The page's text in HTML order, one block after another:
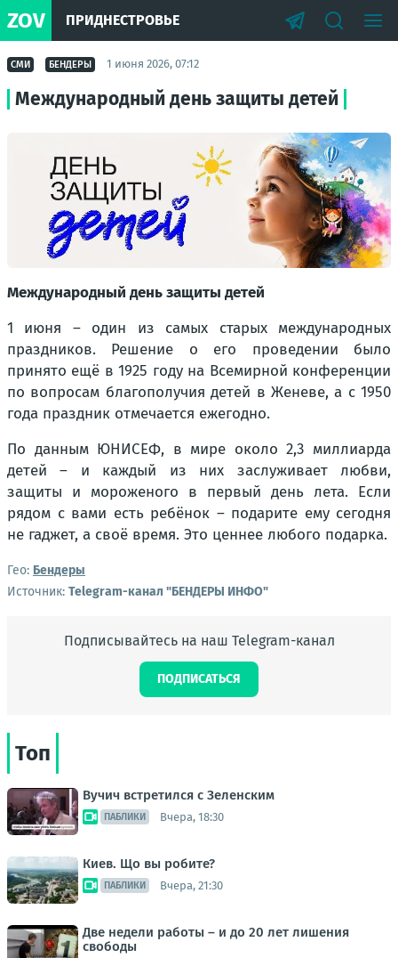
ZOV ПРИДНЕСТРОВЬЕ
СМИ БЕНДЕРЫ 1 июня 2026, 07:12
Международный день защиты детей
Международный день защиты детей
1 июня – один из самых старых международных
праздников. Решение о его проведении было
принято ещё в 1925 году на Всемирной конференции
по вопросам благополучия детей в Женеве, а с 1950
года праздник отмечается ежегодно.
По данным ЮНИСЕФ, в мире около 2,3 миллиарда
детей – и каждый из них заслуживает любви,
защиты и мороженого в первый день лета. Если
рядом с вами есть ребёнок – подарите ему сегодня
не гаджет, а своё время. Это ценнее любого подарка.
Гео: Бендеры
Источник: Telegram-канал "БЕНДЕРЫ ИНФО"
Подписывайтесь на наш Telegram-канал
ПОДПИСАТЬСЯ
Топ
Вучич встретился с Зеленским
ПАБЛИКИ Вчера, 18:30
Киев. Що вы робите?
ПАБЛИКИ Вчера, 21:30
Две недели работы – и до 20 лет лишения
свободы